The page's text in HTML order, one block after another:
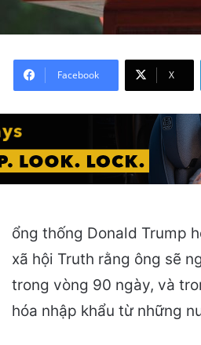
Facebook X
ổng thống Donald Trump
xã hội Truth rằng ông sẽ
trong vòng 90 ngày, và
hóa nhập khẩu từ những